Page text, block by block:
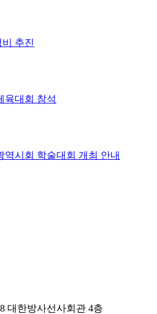
추진
육대회 참석
역시회 학술대회 개최 안내
대한방사선사회관 4층